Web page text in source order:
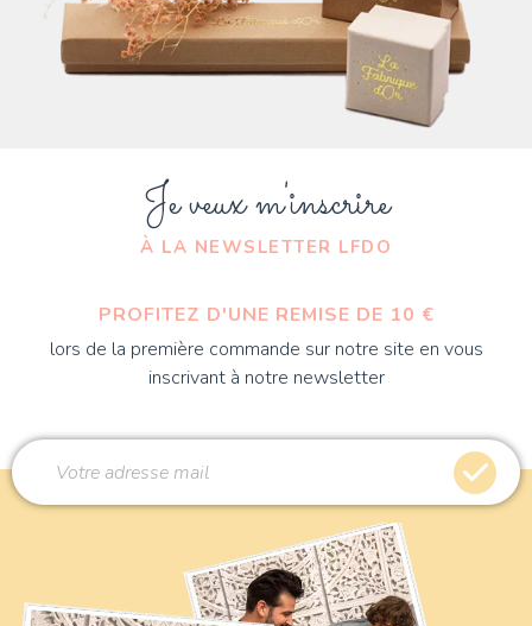
Je veux m'inscrire
À LA NEWSLETTER LFDO
PROFITEZ D'UNE REMISE DE 10 €
lors de la première commande sur notre site en vous
inscrivant à notre newsletter